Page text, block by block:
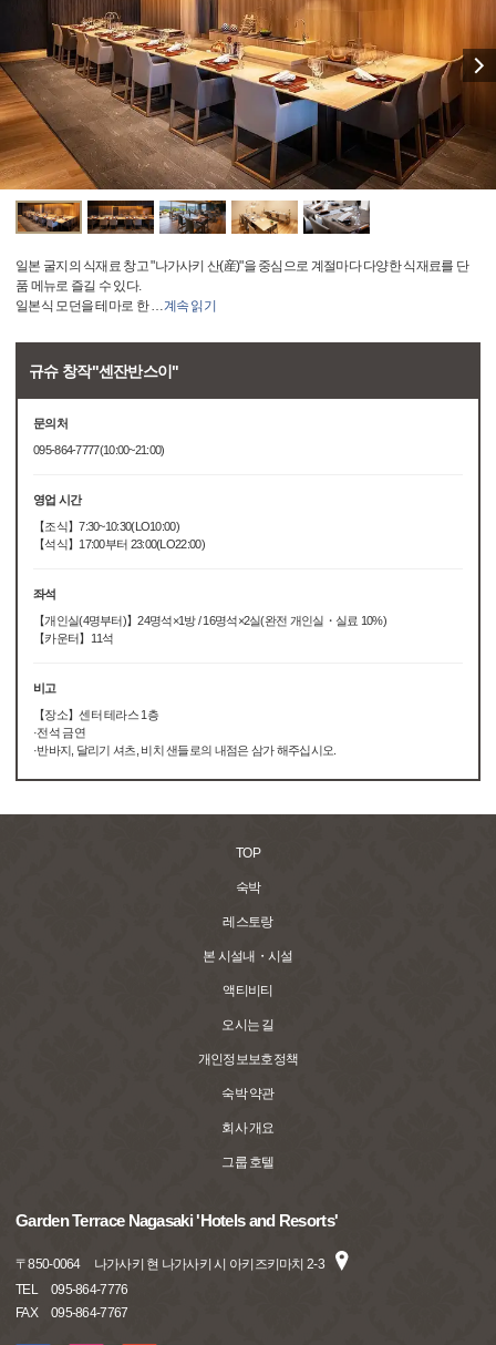
일본 굴지의 식재료 창고 "나가사키 산(産)"을 중심으로 계절마다 다양한 식재료를 단
품 메뉴로 즐길 수 있다.
일본식 모던을 테마로 한…계속 읽기
규슈 창작"센잔반스이"
문의처
095-864-7777(10:00~21:00)
영업 시간
【조식】7:30~10:30(LO10:00)
【석식】17:00부터 23:00(LO22:00)
좌석
【개인실(4명부터)】24명석×1방 / 16명석×2실(완전 개인실・실료 10%)
【카운터】11석
비고
【장소】센터 테라스 1층
·전석 금연
·반바지, 달리기 셔츠, 비치 샌들로의 내점은 삼가 해주십시오.
TOP
숙박
레스토랑
본 시설내・시설
액티비티
오시는 길
개인정보보호정책
숙박 약관
회사 개요
그룹 호텔
Garden Terrace Nagasaki 'Hotels and Resorts'
〒850-0064
나가사키 현 나가사키 시 아키즈키마치 2-3
TEL
095-864-7776
FAX
095-864-7767